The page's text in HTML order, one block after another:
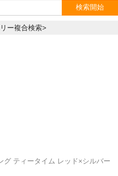
ー複合検索>
グ ティータイム レッド×シルバー